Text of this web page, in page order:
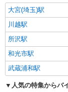
大宮(埼玉)駅
川越駅
所沢駅
和光市駅
武蔵浦和駅
人気の特集からバ